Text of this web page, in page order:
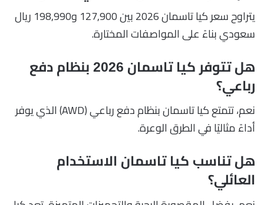
يتراوح سعر كيا تاسمان 2026 بين 127,900 و198,990 ريال
سعودي بناءً على المواصفات المختارة.
هل تتوفر كيا تاسمان 2026 بنظام دفع
رباعي؟
نعم، تتمتع كيا تاسمان بنظام دفع رباعي (AWD) الذي يوفر
أداءً مثاليًا في الطرق الوعرة.
هل تناسب كيا تاسمان الاستخدام
العائلي؟